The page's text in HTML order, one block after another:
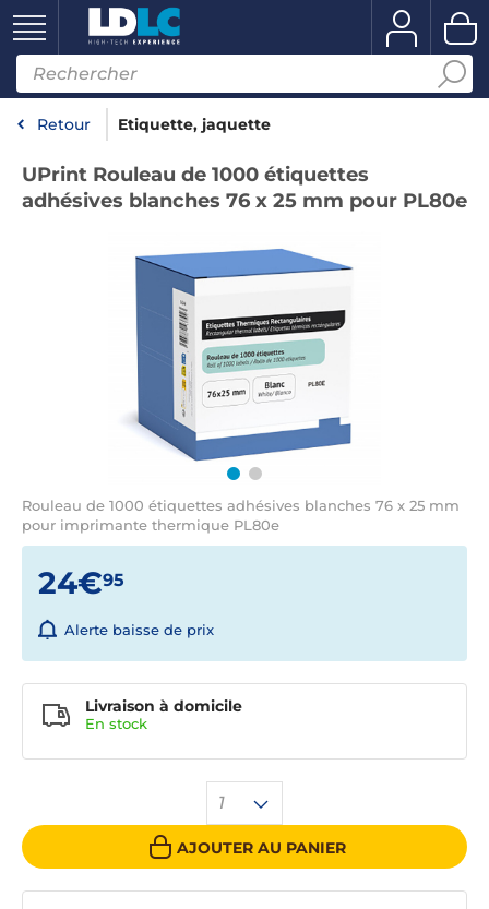
Retour Etiquette, jaquette
UPrint Rouleau de 1000 étiquettes
adhésives blanches 76 x 25 mm pour PL80e
Rouleau de 1000 étiquettes adhésives blanches 76 x 25 mm
pour imprimante thermique PL80e
24€95
Alerte baisse de prix
1
AJOUTER AU PANIER
Livraison à domicile
En stock